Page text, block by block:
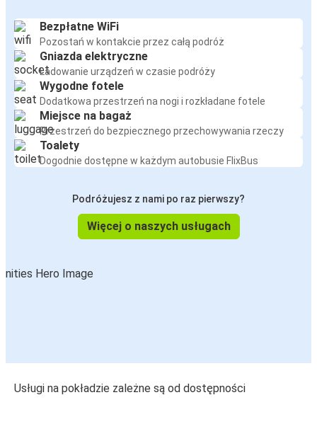
Bezpłatne WiFi
Pozostań w kontakcie przez całą podróż
Gniazda elektryczne
Ładowanie urządzeń w czasie podróży
Wygodne fotele
Dodatkowa przestrzeń na nogi i rozkładane fotele
Miejsce na bagaż
Przestrzeń do bezpiecznego przechowywania rzeczy
Toalety
Dogodnie dostępne w każdym autobusie FlixBus
Podróżujesz z nami po raz pierwszy?
Więcej o naszych usługach
Usługi na pokładzie zależne są od dostępności